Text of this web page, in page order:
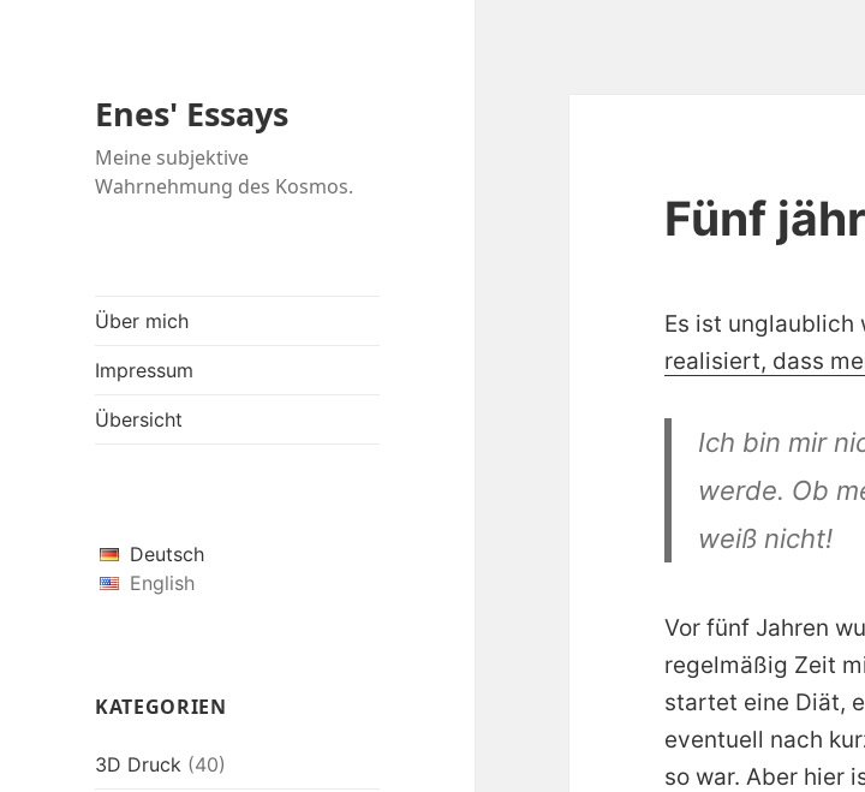
Enes' Essays
Meine subjektive
Wahrnehmung des Kosmos.
Über mich
Impressum
Übersicht
Deutsch
English
KATEGORIEN
3D Druck (40)
Fünf
Es ist unglaublich
realisiert, dass
Ich bin mir
werde. Ob
weiß nicht!
Vor fünf Jahren
regelmäßig Zeit
startet eine Diät,
eventuell nach
so war. Aber hier